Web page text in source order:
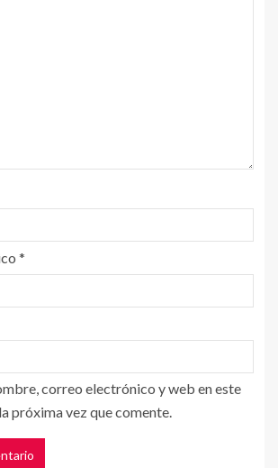
*
correo electrónico y web en este
próxima vez que comente.